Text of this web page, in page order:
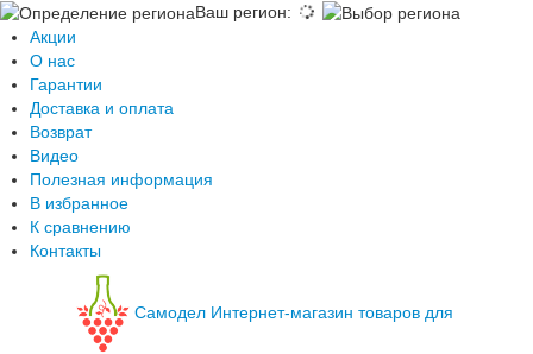
Ваш регион:
Акции
О нас
Гарантии
Доставка и оплата
Возврат
Видео
Полезная информация
В избранное
К сравнению
Контакты
Самодел Интернет-магазин товаров для